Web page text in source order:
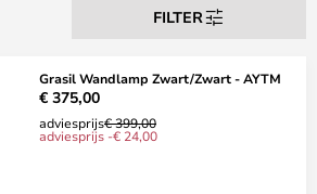
FILTER
Grasil Wandlamp Zwart/Zwart - AYTM
€ 375,00
adviesprijs€ 399,00
adviesprijs -€ 24,00